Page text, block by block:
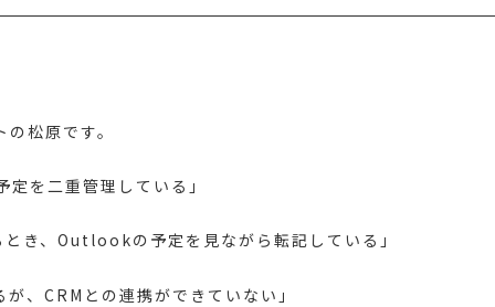
松原です。
を二重管理している」
き、Outlookの予定を見ながら転記している」
CRMとの連携ができていない」